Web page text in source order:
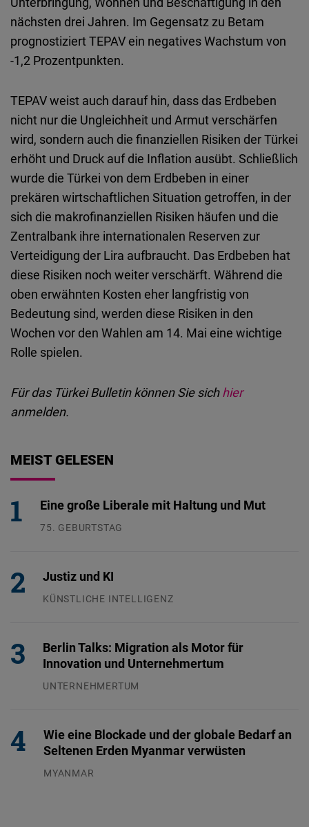
nächsten drei Jahren. Im Gegensatz zu Betam
prognostiziert TEPAV ein negatives Wachstum von
-1,2 Prozentpunkten.
TEPAV weist auch darauf hin, dass das Erdbeben
nicht nur die Ungleichheit und Armut verschärfen
wird, sondern auch die finanziellen Risiken der Türkei
erhöht und Druck auf die Inflation ausübt. Schließlich
wurde die Türkei von dem Erdbeben in einer
prekären wirtschaftlichen Situation getroffen, in der
sich die makrofinanziellen Risiken häufen und die
Zentralbank ihre internationalen Reserven zur
Verteidigung der Lira aufbraucht. Das Erdbeben hat
diese Risiken noch weiter verschärft. Während die
oben erwähnten Kosten eher langfristig von
Bedeutung sind, werden diese Risiken in den
Wochen vor den Wahlen am 14. Mai eine wichtige
Rolle spielen.
Für das Türkei Bulletin können Sie sichhier
anmelden.
MEIST GELESEN
Eine große Liberale mit Haltung und Mut
75. GEBURTSTAG
Justiz und KI
KÜNSTLICHE INTELLIGENZ
Berlin Talks: Migration als Motor für
Innovation und Unternehmertum
UNTERNEHMERTUM
Wie eine Blockade und der globale Bedarf an
Seltenen Erden Myanmar verwüsten
MYANMAR